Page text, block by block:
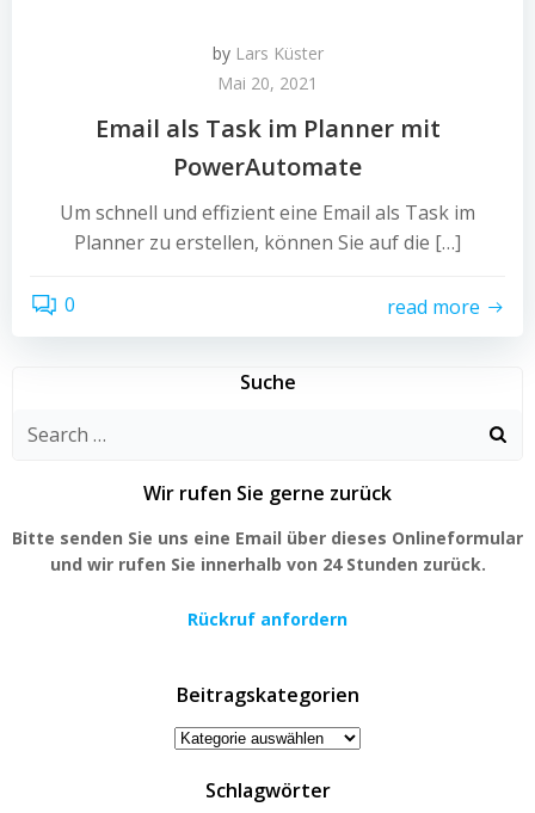
by Lars Küster
Mai 20, 2021
Email als Task im Planner mit
PowerAutomate
Um schnell und effizient eine Email als Task im
Planner zu erstellen, können Sie auf die […]
0 read more
Suche
Search
Wir rufen Sie gerne zurück
Bitte senden Sie uns eine Email über dieses Onlineformular
und wir rufen Sie innerhalb von 24 Stunden zurück.
Rückruf anfordern
Beitragskategorien
Beitragskategorien
Schlagwörter